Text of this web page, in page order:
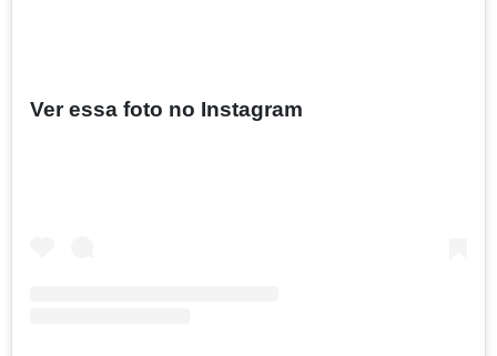
Ver essa foto no Instagram